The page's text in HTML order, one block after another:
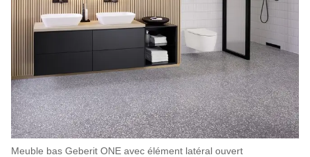
Meuble bas Geberit ONE avec élément latéral ouvert